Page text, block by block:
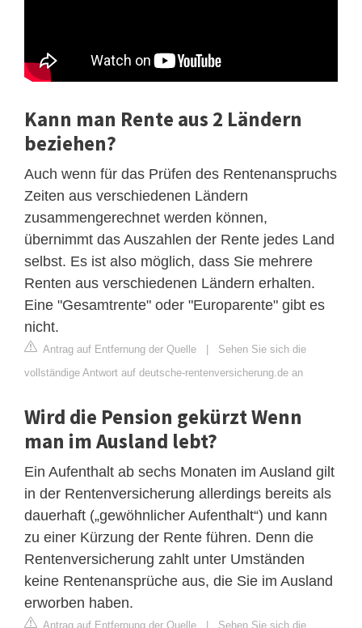
Kann man Rente aus 2 Ländern
beziehen?
Auch wenn für das Prüfen des Rentenanspruchs
Zeiten aus verschiedenen Ländern
zusammengerechnet werden können,
übernimmt das Auszahlen der Rente jedes Land
selbst. Es ist also möglich, dass Sie mehrere
Renten aus verschiedenen Ländern erhalten.
Eine "Gesamtrente" oder "Europarente" gibt es
nicht.
Antrag auf Entfernung der Quelle | Sehen Sie sich die
vollständige Antwort auf deutsche-rentenversicherung.de an
Wird die Pension gekürzt Wenn
man im Ausland lebt?
Ein Aufenthalt ab sechs Monaten im Ausland gilt
in der Rentenversicherung allerdings bereits als
dauerhaft („gewöhnlicher Aufenthalt“) und kann
zu einer Kürzung der Rente führen. Denn die
Rentenversicherung zahlt unter Umständen
keine Rentenansprüche aus, die Sie im Ausland
erworben haben.
Antrag auf Entfernung der Quelle | Sehen Sie sich die